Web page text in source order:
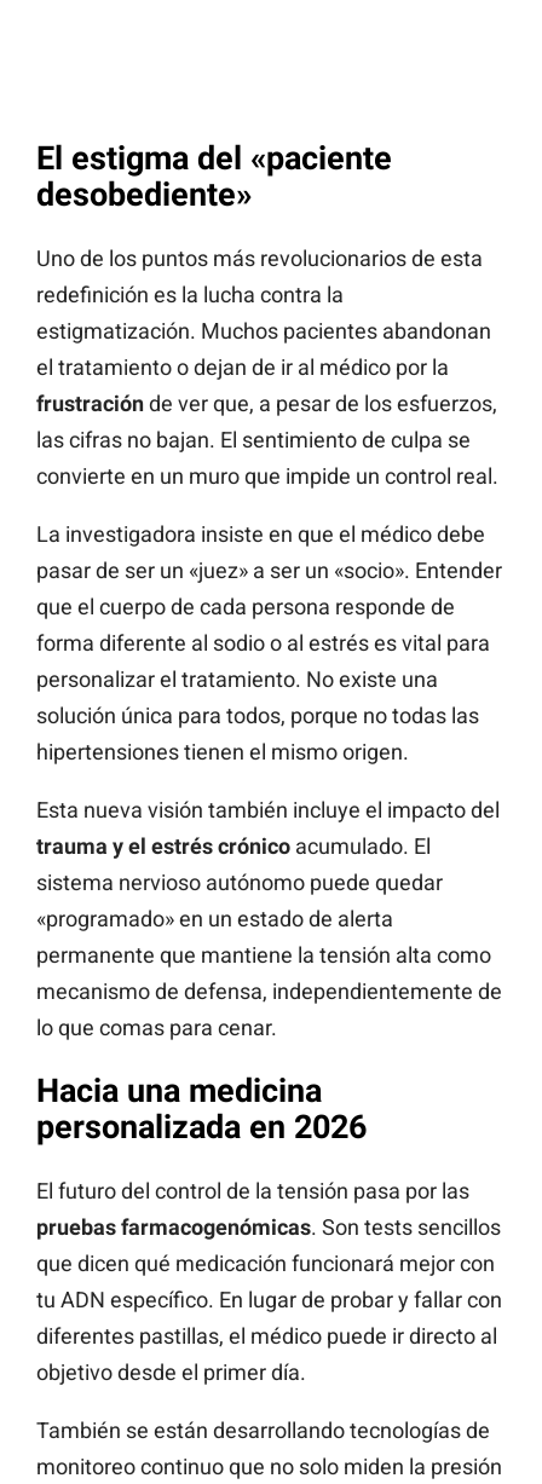
El estigma del «paciente
desobediente»
Uno de los puntos más revolucionarios de esta
redefinición es la lucha contra la
estigmatización. Muchos pacientes abandonan
el tratamiento o dejan de ir al médico por la
frustraciónde ver que, a pesar de los esfuerzos,
las cifras no bajan. El sentimiento de culpa se
convierte en un muro que impide un control real.
La investigadora insiste en que el médico debe
pasar de ser un «juez» a ser un «socio». Entender
que el cuerpo de cada persona responde de
forma diferente al sodio o al estrés es vital para
personalizar el tratamiento. No existe una
solución única para todos, porque no todas las
hipertensiones tienen el mismo origen.
Esta nueva visión también incluye el impacto del
trauma y el estrés crónico acumulado. El
sistema nervioso autónomo puede quedar
«programado» en un estado de alerta
permanente que mantiene la tensión alta como
mecanismo de defensa, independientemente de
lo que comas para cenar.
Hacia una medicina
personalizada en 2026
El futuro del control de la tensión pasa por las
pruebas farmacogenómicas. Son tests sencillos
que dicen qué medicación funcionará mejor con
tu ADN específico. En lugar de probar y fallar con
diferentes pastillas, el médico puede ir directo al
objetivo desde el primer día.
También se están desarrollando tecnologías de
monitoreo continuo que no solo miden la presión